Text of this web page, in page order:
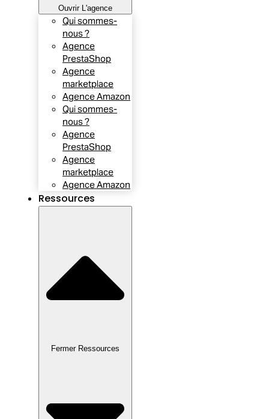
Ouvrir L'agence
Qui sommes-
nous ?
Agence
PrestaShop
Agence
marketplace
Agence Amazon
Qui sommes-
nous ?
Agence
PrestaShop
Agence
marketplace
Agence Amazon
Ressources
Fermer Ressources